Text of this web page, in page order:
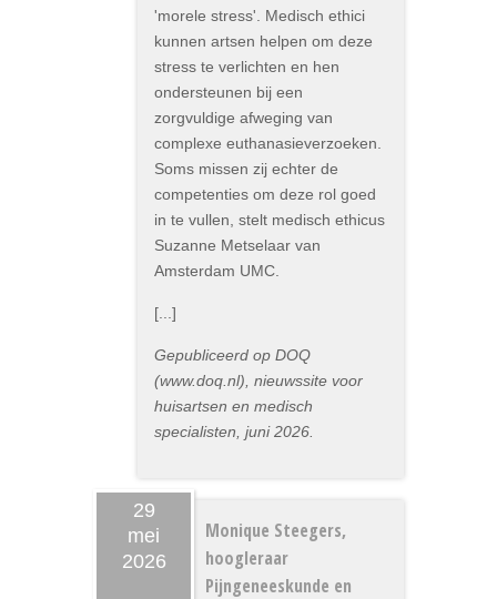
'morele stress'. Medisch ethici
kunnen artsen helpen om deze
stress te verlichten en hen
ondersteunen bij een
zorgvuldige afweging van
complexe euthanasieverzoeken.
Soms missen zij echter de
competenties om deze rol goed
in te vullen, stelt medisch ethicus
Suzanne Metselaar van
Amsterdam UMC.
[...]
Gepubliceerd op DOQ
(www.doq.nl), nieuwssite voor
huisartsen en medisch
specialisten, juni 2026.
29
mei
2026
Monique Steegers,
hoogleraar
Pijngeneeskunde en